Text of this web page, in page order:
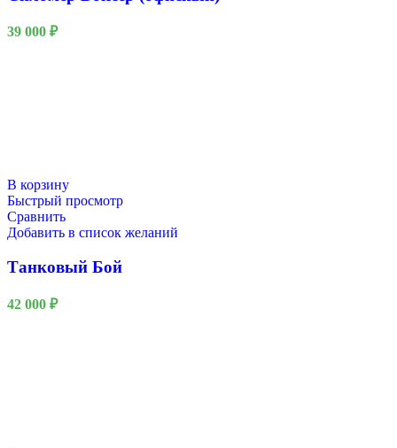
39 000 ₽
В корзину
Быстрый просмотр
Сравнить
Добавить в список желаний
Танковый Бой
42 000 ₽